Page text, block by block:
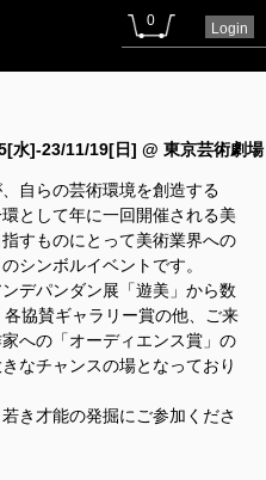
0 Login
水]-23/11/19[日] @ 東京芸術劇場
自らの芸術環境を創造する
として年に一回開催される美
すものにとって美術業界への
シンボルイベントです。
デパンダン展「遊美」から数
協賛ギャラリー賞の他、ご来
への「オーディエンス賞」の
なチャンスの場となっており
き才能の発掘にご参加くださ